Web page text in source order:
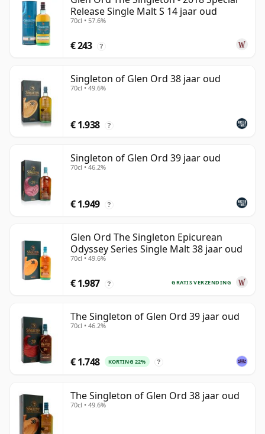
Release Single Malt S 14 jaar oud
70cl • 57.6%
€ 243 ?
Singleton of Glen Ord 38 jaar oud
70cl • 49.6%
€ 1.938 ?
Singleton of Glen Ord 39 jaar oud
70cl • 46.2%
€ 1.949 ?
Glen Ord The Singleton Epicurean
Odyssey Series Single Malt 38 jaar oud
70cl • 49.6%
GRATIS VERZENDING
€ 1.987 ?
The Singleton of Glen Ord 39 jaar oud
70cl • 46.2%
€ 1.748 KORTING 22% ?
The Singleton of Glen Ord 38 jaar oud
70cl • 49.6%